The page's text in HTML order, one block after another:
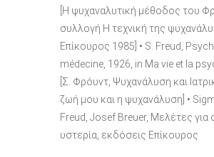
[Η ψυχαναλυτική μέθοδος του
συλλογή Η τεχνική της
Επίκουρος 1985] • S. Freud,
médecine, 1926, in Ma vie et la
[Σ. Φρόυντ, Ψυχανάλυση και
ζωή μου και η ψυχανάλυση] •
Freud, Josef Breuer, Μελέτες για
υστερία, εκδόσεις Επίκουρος